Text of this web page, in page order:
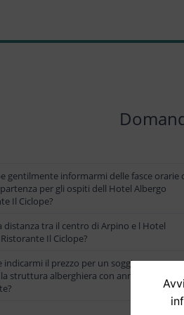
gentilmente informarmi delle fasce orarie
per gli ospiti dell Hotel Albergo
Il Ciclope?
distanza tra il centro di Arpino e l Hotel
Il Ciclope?
indicarmi il prezzo per un soggiorno
struttura alberghiera con annesso